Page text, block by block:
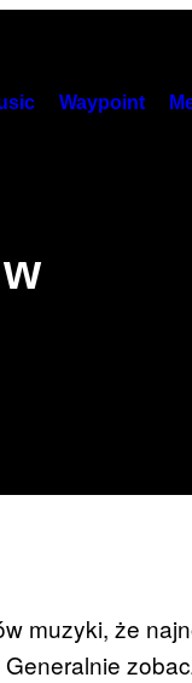
Waypoint
muzyki, że